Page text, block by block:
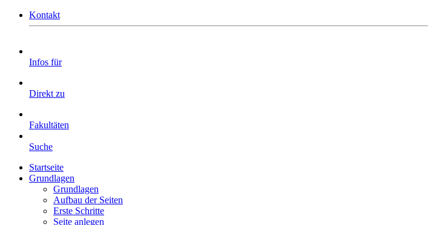
Kontakt
Infos für
Direkt zu
Fakultäten
Suche
Startseite
Grundlagen
Grundlagen
Aufbau der Seiten
Erste Schritte
Seite anlegen